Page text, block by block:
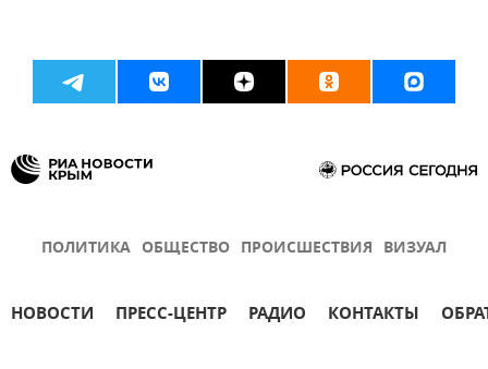
ПОЛИТИКА ОБЩЕСТВО ПРОИСШЕСТВИЯ ВИЗУАЛ
НОВОСТИ ПРЕСС-ЦЕНТР РАДИО КОНТАКТЫ